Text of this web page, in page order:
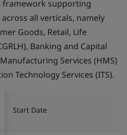
framework supporting
all verticals, namely
Goods, Retail, Life
Banking and Capital
Services (HMS)
Technology Services (ITS).
Start Date